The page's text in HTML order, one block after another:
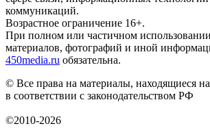
коммуникаций.
Возрастное ограничение 16+.
При полном или частичном
материалов, фотографий и иной
450media.ru обязательна.
© Все права на материалы, находящиеся
в соответствии с законодательством РФ
©2010-2026